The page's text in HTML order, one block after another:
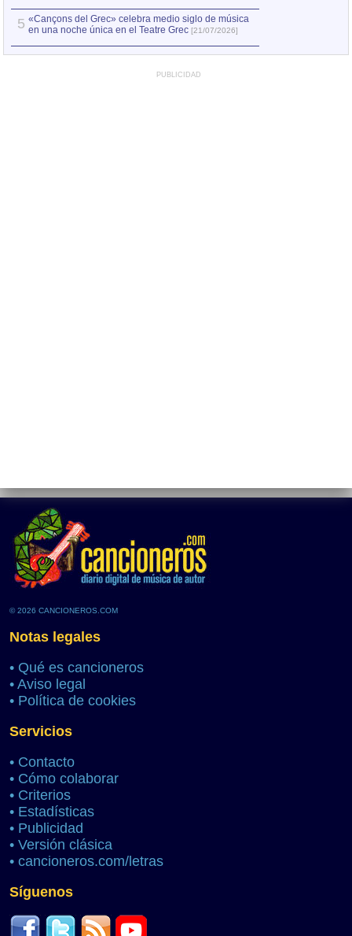
5 «Cançons del Grec» celebra medio siglo de música
en una noche única en el Teatre Grec [21/07/2026]
PUBLICIDAD
© 2026 CANCIONEROS.COM
Notas legales
• Qué es cancioneros
• Aviso legal
• Política de cookies
Servicios
• Contacto
• Cómo colaborar
• Criterios
• Estadísticas
• Publicidad
• Versión clásica
• cancioneros.com/letras
Síguenos